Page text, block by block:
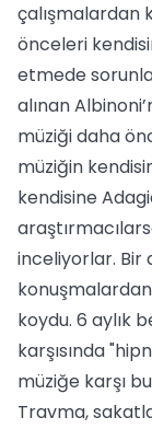
çalışmalardan
önceleri
etmede
alınan
müziği daha
müziğin
kendisine
inceliyorlar. Bir
koydu. 6 aylık
karşısında
müziğe karşı
Travma,